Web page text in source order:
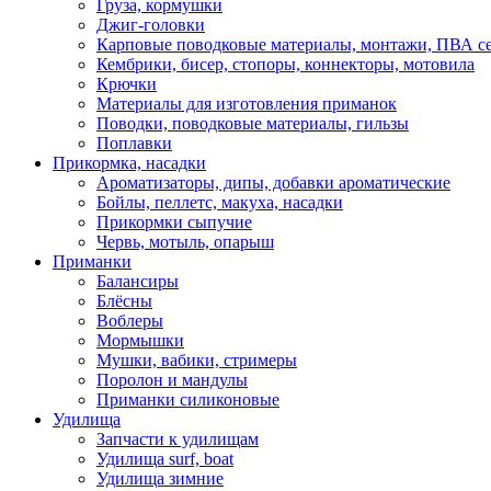
Груза, кормушки
Джиг-головки
Карповые поводковые материалы, монтажи, ПВА
Кембрики, бисер, стопоры, коннекторы, мотовила
Крючки
Материалы для изготовления приманок
Поводки, поводковые материалы, гильзы
Поплавки
Прикормка, насадки
Ароматизаторы, дипы, добавки ароматические
Бойлы, пеллетс, макуха, насадки
Прикормки сыпучие
Червь, мотыль, опарыш
Приманки
Балансиры
Блёсны
Воблеры
Мормышки
Мушки, вабики, стримеры
Поролон и мандулы
Приманки силиконовые
Удилища
Запчасти к удилищам
Удилища surf, boat
Удилища зимние